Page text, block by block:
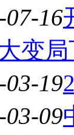
07-16
局
03-19
03-09